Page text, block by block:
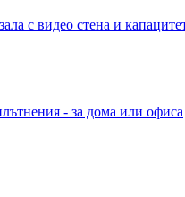
с видео стена и
- за дома или офиса